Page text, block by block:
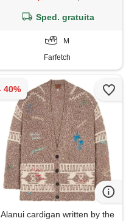
Sped. gratuita
M
Farfetch
Alanui cardigan written by the